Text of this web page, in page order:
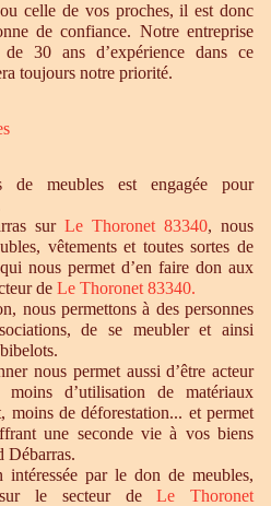
celle de vos proches, il est donc
de confiance. Notre entreprise
30 ans d’expérience dans ce
toujours notre priorité.
de meubles est engagée pour
sur Le Thoronet 83340, nous
vêtements et toutes sortes de
nous permet d’en faire don aux
de Le Thoronet 83340.
nous permettons à des personnes
de se meubler et ainsi
nous permet aussi d’être acteur
d’utilisation de matériaux
moins de déforestation... et permet
une seconde vie à vos biens
Débarras.
intéressée par le don de meubles,
sur le secteur deLe Thoronet